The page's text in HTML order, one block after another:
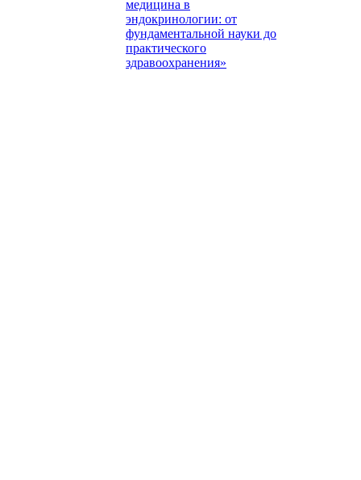
медицина в
эндокринологии: от
фундаментальной науки до
практического
здравоохранения»